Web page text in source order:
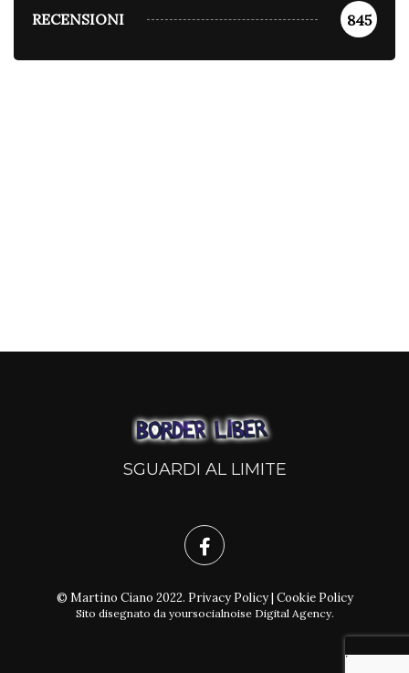
RECENSIONI 845
SGUARDI AL LIMITE
© Martino Ciano 2022. Privacy Policy| Cookie Policy
Sito disegnato da yoursocialnoise Digital Agency.